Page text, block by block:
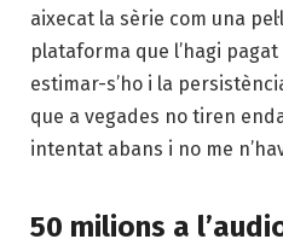
aixecat la sèrie com una
plataforma que l’hagi pagat
estimar-s’ho i la
que a vegades no tiren
intentat abans i no me
50 milions a